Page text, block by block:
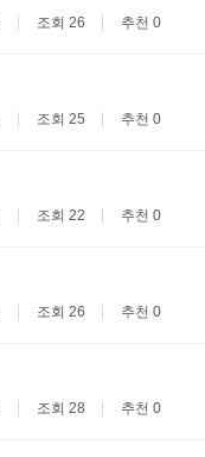
조회 26 추천 0
조회 25 추천 0
조회 22 추천 0
조회 26 추천 0
조회 28 추천 0